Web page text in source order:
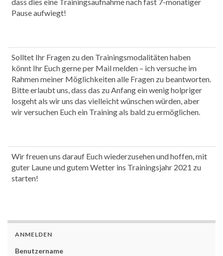
dass dies eine Trainingsaufnahme nach fast 7-monatiger
Pause aufwiegt!
Solltet Ihr Fragen zu den Trainingsmodalitäten haben
könnt Ihr Euch gerne per Mail melden – ich versuche im
Rahmen meiner Möglichkeiten alle Fragen zu beantworten.
Bitte erlaubt uns, dass das zu Anfang ein wenig holpriger
losgeht als wir uns das vielleicht wünschen würden, aber
wir versuchen Euch ein Training als bald zu ermöglichen.
Wir freuen uns darauf Euch wiederzusehen und hoffen, mit
guter Laune und gutem Wetter ins Trainingsjahr 2021 zu
starten!
ANMELDEN
Benutzername